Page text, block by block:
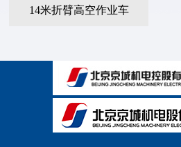
14米折臂高空作业车